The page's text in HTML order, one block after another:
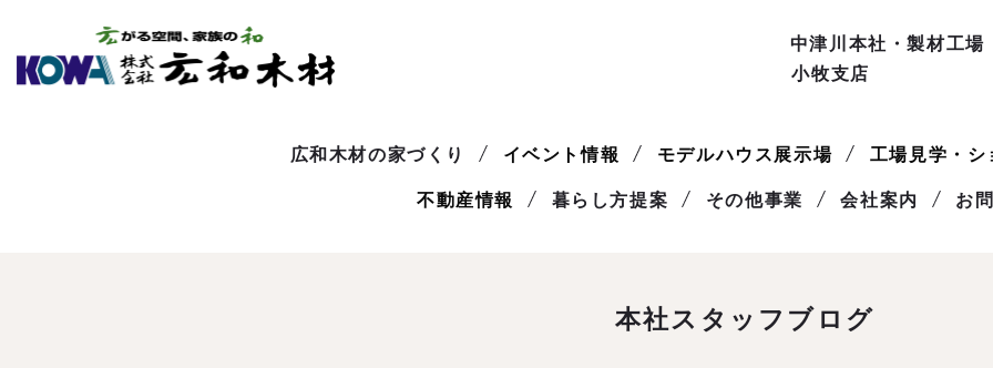
中津川本社・製材工場
小牧支店
広和木材の家づくり イベント情報 モデルハウス展示場 工場見学・シ
不動産情報 暮らし方提案 その他事業 会社案内 お
本社スタッフブログ